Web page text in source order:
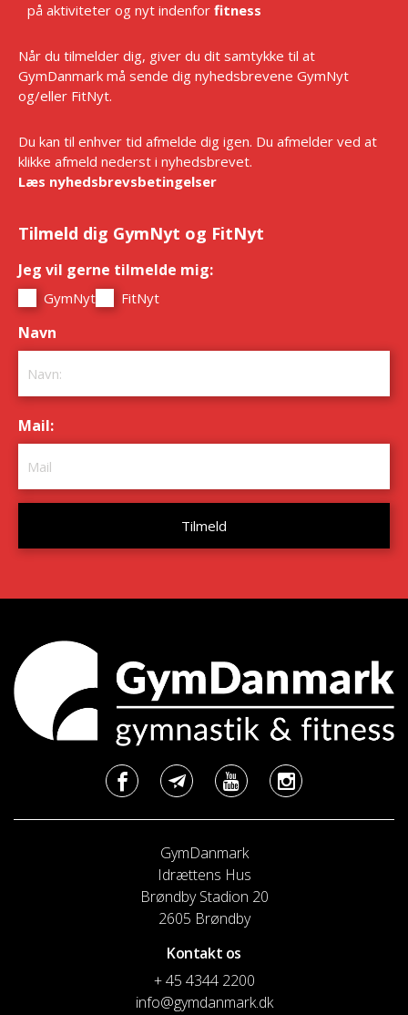
på aktiviteter og nyt indenfor fitness
Når du tilmelder dig, giver du dit samtykke til at
GymDanmark må sende dig nyhedsbrevene GymNyt
og/eller FitNyt.
Du kan til enhver tid afmelde dig igen. Du afmelder ved at
klikke afmeld nederst i nyhedsbrevet.
Læs nyhedsbrevsbetingelser
Tilmeld dig GymNyt og FitNyt
Jeg vil gerne tilmelde mig:
GymNyt FitNyt
Navn
Mail:
GymDanmark
Idrættens Hus
Brøndby Stadion 20
2605 Brøndby
Kontakt os
+ 45 4344 2200
info@gymdanmark.dk